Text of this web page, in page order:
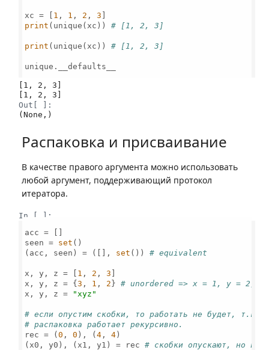
xc = [ 1 , 1 , 2 , 3
print (unique(xc)) # [1, 2, 3]
print (unique(xc)) # [1, 2, 3]
unique.__defaults__
[1, 2, 3]
Out[ ]:
(None,)
Распаковка и присваивание
В качестве правого аргумента можно использовать
любой аргумент, поддерживающий протокол
итератора.
In [ ]:
acc = []
seen = set ()
(acc, seen) = ([], set ()) # equivalent
x, y, z = [ 1 , 2 , 3 ]
x, y, z = {3 , 1 , 2} # unordered => x = 1, y = 2, z
x, y, z =
"xyz"
# если опустим скобки, то работать не будет, т.к.
# распаковка работает рекурсивно.
rec = (0 , 0 ), (4 , 4)
(x0, y0), (x1, y1) = rec # скобки опускают, но